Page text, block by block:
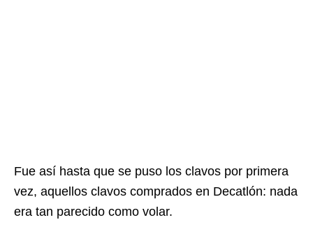
Fue así hasta que se puso los clavos por primera
vez, aquellos clavos comprados en Decatlón: nada
era tan parecido como volar.